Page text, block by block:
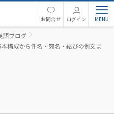
お問合せ ログイン
語ブログ
構成から件名・宛名・結びの例文ま